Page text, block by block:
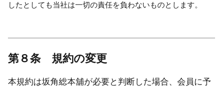
したとしても当社は一切の責任を負わないものとします。
第８条 規約の変更
本規約は坂角総本舖が必要と判断した場合、会員に予